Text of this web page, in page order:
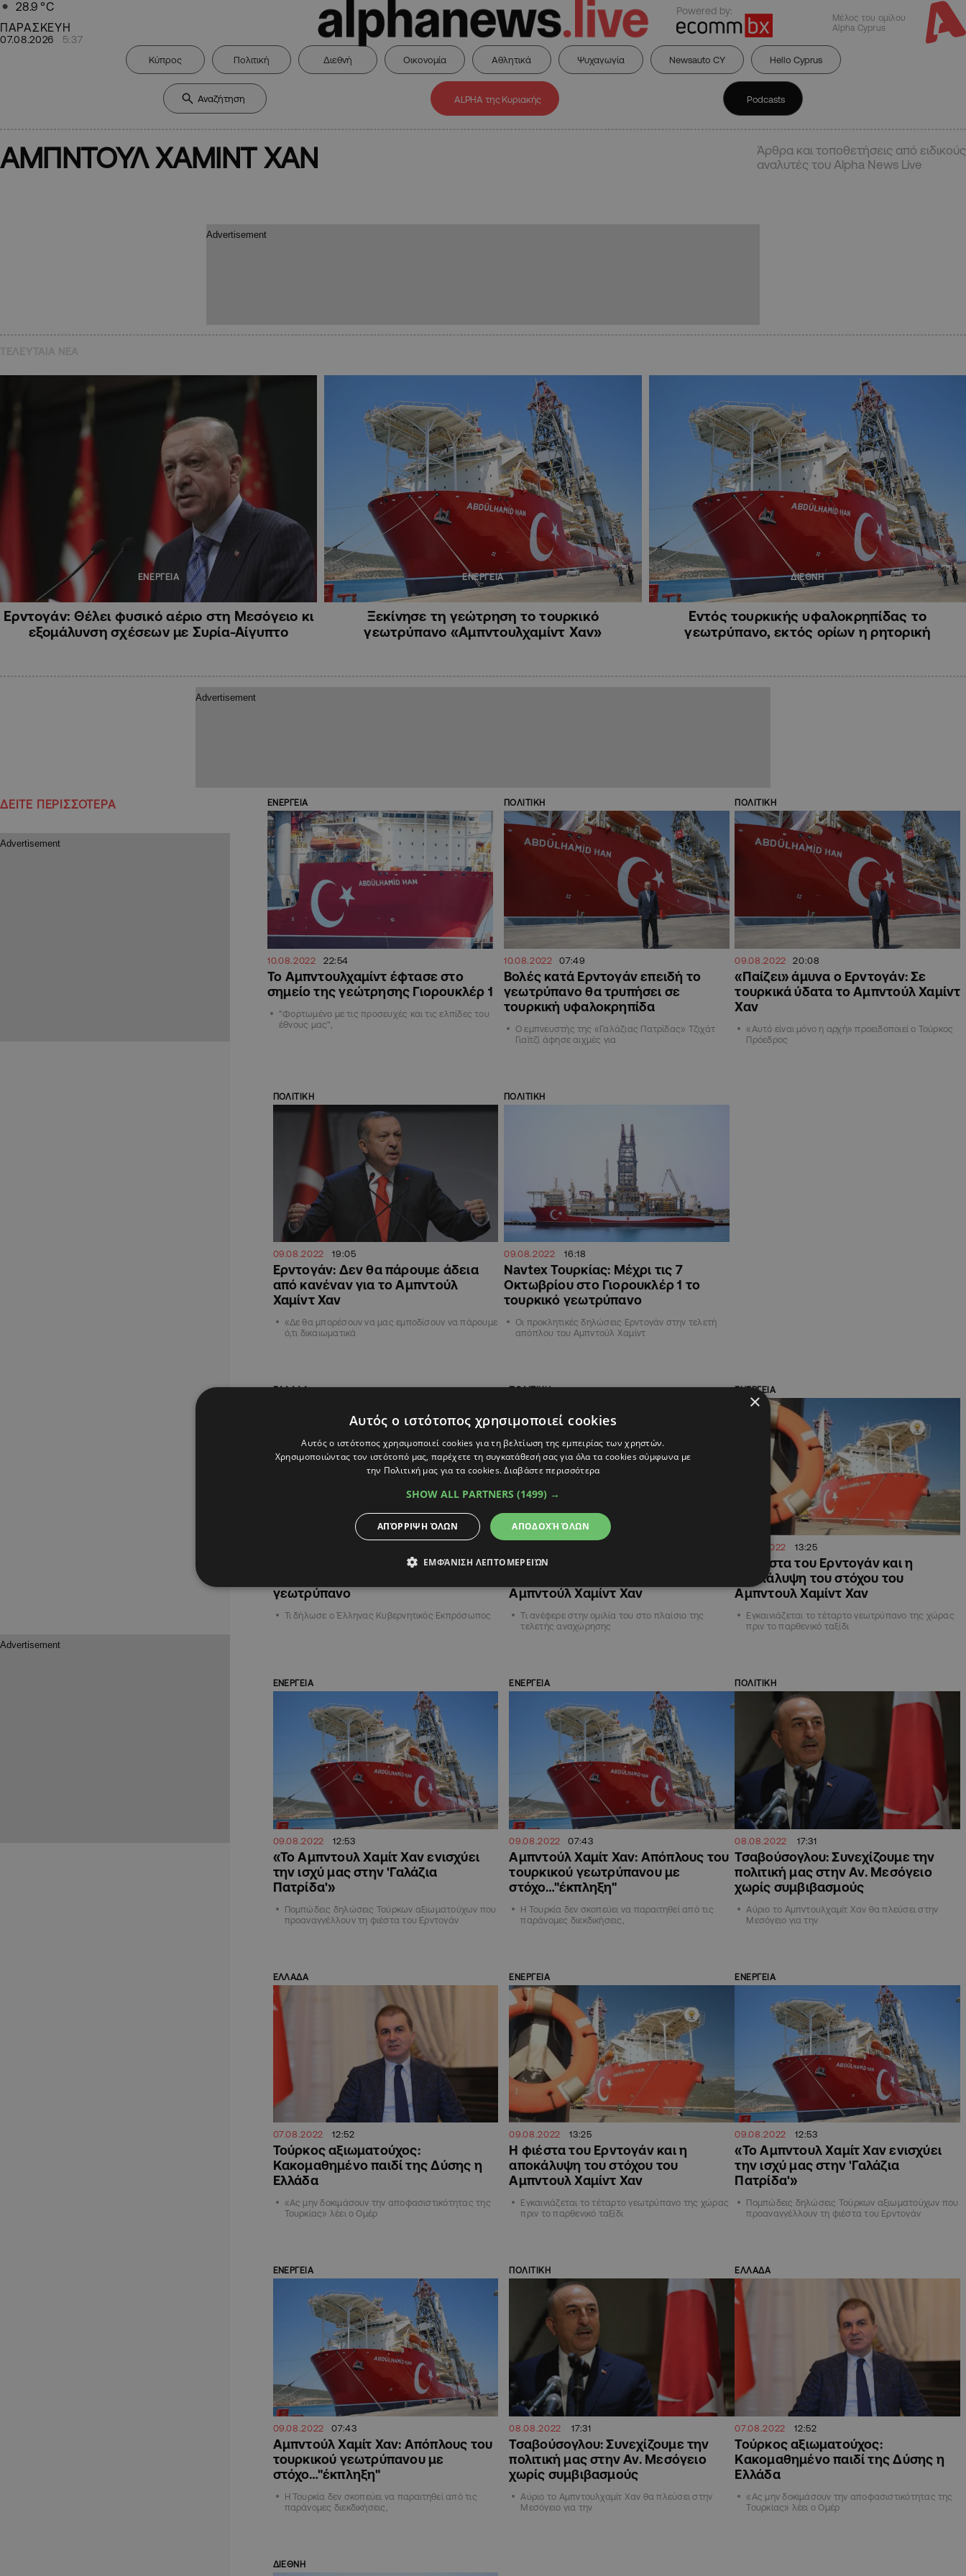
28.9 °C
ΠΑΡΑΣΚΕΥΗ
07.08.2026 5:37
Powered by:
Μέλος του ομίλου
Alpha Cyprus
Κύπρος Πολιτική Διεθνή Οικονομία Αθλητικά Ψυχαγωγία Newsauto CY Hello Cyprus
ALPHA της Κυριακής Podcasts
ΑΜΠΝΤΟΥΛ ΧΑΜΙΝΤ ΧΑΝ
Άρθρα και τοποθετήσεις από ειδικούς
αναλυτές του Alpha News Live
ΕΝΕΡΓΕΙΑ
Ερντογάν: Θέλει φυσικό αέριο στη Μεσόγειο κι
εξομάλυνση σχέσεων με Συρία-Αίγυπτο
ΕΝΕΡΓΕΙΑ
Ξεκίνησε τη γεώτρηση το τουρκικό
γεωτρύπανο «Αμπντουλχαμίντ Χαν»
ΔΙΕΘΝΗ
Εντός τουρκικής υφαλοκρηπίδας το
γεωτρύπανο, εκτός ορίων η ρητορική
ΔΕΙΤΕ ΠΕΡΙΣΣΟΤΕΡΑ ΕΝΕΡΓΕΙΑ
10.08.2022 22:54
Το Αμπντουλχαμίντ έφτασε στο
σημείο της γεώτρησης Γιορουκλέρ 1
"Φορτωμένο με τις προσευχές και τις ελπίδες του
έθνους μας",
ΠΟΛΙΤΙΚΗ
10.08.2022 07:49
Βολές κατά Ερντογάν επειδή το
γεωτρύπανο θα τρυπήσει σε
τουρκική υφαλοκρηπίδα
Ο εμπνευστής της «Γαλάζιας Πατρίδας» Τζιχάτ
Γιαϊτζί άφησε αιχμές για
ΠΟΛΙΤΙΚΗ
09.08.2022 20:08
«Παίζει» άμυνα ο Ερντογάν: Σε
τουρκικά ύδατα το Αμπντούλ Χαμίντ
Χαν
«Αυτό είναι μόνο η αρχή» προειδοποιεί ο Τούρκος
Πρόεδρος
ΠΟΛΙΤΙΚΗ
09.08.2022 19:05
Ερντογάν: Δεν θα πάρουμε άδεια
από κανέναν για το Αμπντούλ
Χαμίντ Χαν
«Δε θα μπορέσουν να μας εμποδίσουν να πάρουμε
ό,τι δικαιωματικά
ΠΟΛΙΤΙΚΗ
09.08.2022 16:18
Navtex Τουρκίας: Μέχρι τις 7
Οκτωβρίου στο Γιορουκλέρ 1 το
τουρκικό γεωτρύπανο
Οι προκλητικές δηλώσεις Ερντογάν στην τελετή
απόπλου του Αμπντούλ Χαμίντ
ΕΛΛΑΔΑ
Οικονόμου: Η Ελλάδα παρακολουθεί
γεωτρύπανο
Τι δήλωσε ο Έλληνας Κυβερνητικός Εκπρόσωπος
ΠΟΛΙΤΙΚΗ
Ο Ερντογάν ανακοίνωσε πού θα
Αμπντούλ Χαμίντ Χαν
Τι ανέφερε στην ομιλία του στο πλαίσιο της
τελετής αναχώρησης
ΕΝΕΡΓΕΙΑ
09.08.2022 13:25
Η φιέστα του Ερντογάν και η
αποκάλυψη του στόχου του
Αμπντουλ Χαμίντ Χαν
Εγκαινιάζεται το τέταρτο γεωτρύπανο της χώρας
πριν το παρθενικό ταξίδι
ΕΝΕΡΓΕΙΑ
09.08.2022 12:53
«Το Αμπντουλ Xαμίτ Χαν ενισχύει
την ισχύ μας στην 'Γαλάζια
Πατρίδα'»
Πομπώδεις δηλώσεις Τούρκων αξιωματούχων που
προαναγγέλλουν τη φιέστα του Ερντογάν
ΕΝΕΡΓΕΙΑ
09.08.2022 07:43
Αμπντούλ Χαμίτ Χαν: Απόπλους του
τουρκικού γεωτρύπανου με
στόχο…"έκπληξη"
Η Τουρκία δεν σκοπεύει να παραιτηθεί από τις
παράνομες διεκδικήσεις,
ΠΟΛΙΤΙΚΗ
08.08.2022 17:31
Τσαβούσογλου: Συνεχίζουμε την
πολιτική μας στην Αν. Μεσόγειο
χωρίς συμβιβασμούς
Αύριο το Αμπντουλχαμίτ Χαν θα πλεύσει στην
Μεσόγειο για την
ΕΛΛΑΔΑ
07.08.2022 12:52
Τούρκος αξιωματούχος:
Κακομαθημένο παιδί της Δύσης η
Ελλάδα
«Ας μην δοκιμάσουν την αποφασιστικότητας της
Τουρκίας» λέει ο Ομέρ
ΕΝΕΡΓΕΙΑ
09.08.2022 13:25
Η φιέστα του Ερντογάν και η
αποκάλυψη του στόχου του
Αμπντουλ Χαμίντ Χαν
Εγκαινιάζεται το τέταρτο γεωτρύπανο της χώρας
πριν το παρθενικό ταξίδι
ΕΝΕΡΓΕΙΑ
09.08.2022 12:53
«Το Αμπντουλ Xαμίτ Χαν ενισχύει
την ισχύ μας στην 'Γαλάζια
Πατρίδα'»
Πομπώδεις δηλώσεις Τούρκων αξιωματούχων που
προαναγγέλλουν τη φιέστα του Ερντογάν
ΕΝΕΡΓΕΙΑ
09.08.2022 07:43
Αμπντούλ Χαμίτ Χαν: Απόπλους του
τουρκικού γεωτρύπανου με
στόχο…"έκπληξη"
Η Τουρκία δεν σκοπεύει να παραιτηθεί από τις
παράνομες διεκδικήσεις,
ΠΟΛΙΤΙΚΗ
08.08.2022 17:31
Τσαβούσογλου: Συνεχίζουμε την
πολιτική μας στην Αν. Μεσόγειο
χωρίς συμβιβασμούς
Αύριο το Αμπντουλχαμίτ Χαν θα πλεύσει στην
Μεσόγειο για την
ΕΛΛΑΔΑ
07.08.2022 12:52
Τούρκος αξιωματούχος:
Κακομαθημένο παιδί της Δύσης η
Ελλάδα
«Ας μην δοκιμάσουν την αποφασιστικότητας της
Τουρκίας» λέει ο Ομέρ
ΔΙΕΘΝΗ
×
Αυτός ο ιστότοπος χρησιμοποιεί cookies
Αυτός ο ιστότοπος χρησιμοποιεί cookies για τη βελτίωση της εμπειρίας των χρηστών.
Χρησιμοποιώντας τον ιστότοπό μας, παρέχετε τη συγκατάθεσή σας για όλα τα cookies σύμφωνα με
την Πολιτική μας για τα cookies.Διαβάστε περισσότερα
SHOW ALL PARTNERS (1499) →
ΑΠΟΔΟΧΉ ΌΛΩΝ
ΑΠΌΡΡΙΨΗ ΌΛΩΝ
ΕΜΦΆΝΙΣΗ ΛΕΠΤΟΜΕΡΕΙΏΝ